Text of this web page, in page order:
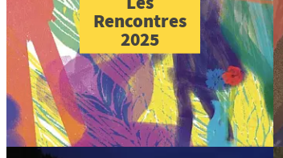
Rencontres
2025